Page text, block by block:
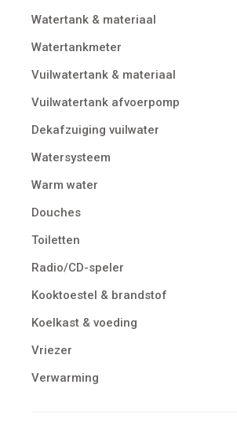
Watertank & materiaal
Watertankmeter
Vuilwatertank & materiaal
Vuilwatertank afvoerpomp
Dekafzuiging vuilwater
Watersysteem
Warm water
Douches
Toiletten
Radio/CD-speler
Kooktoestel & brandstof
Koelkast & voeding
Vriezer
Verwarming